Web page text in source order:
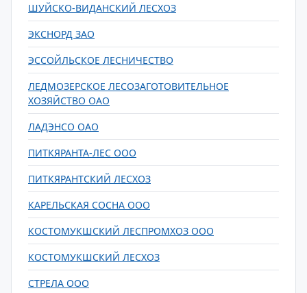
ШУЙСКО-ВИДАНСКИЙ ЛЕСХОЗ
ЭКСНОРД ЗАО
ЭССОЙЛЬСКОЕ ЛЕСНИЧЕСТВО
ЛЕДМОЗЕРСКОЕ ЛЕСОЗАГОТОВИТЕЛЬНОЕ
ХОЗЯЙСТВО ОАО
ЛАДЭНСО ОАО
ПИТКЯРАНТА-ЛЕС ООО
ПИТКЯРАНТСКИЙ ЛЕСХОЗ
КАРЕЛЬСКАЯ СОСНА ООО
КОСТОМУКШСКИЙ ЛЕСПРОМХОЗ ООО
КОСТОМУКШСКИЙ ЛЕСХОЗ
СТРЕЛА ООО